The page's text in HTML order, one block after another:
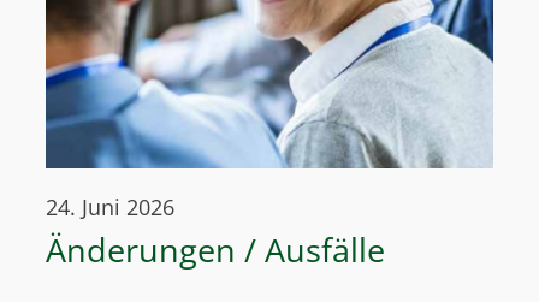
24. Juni 2026
Änderungen / Ausfälle